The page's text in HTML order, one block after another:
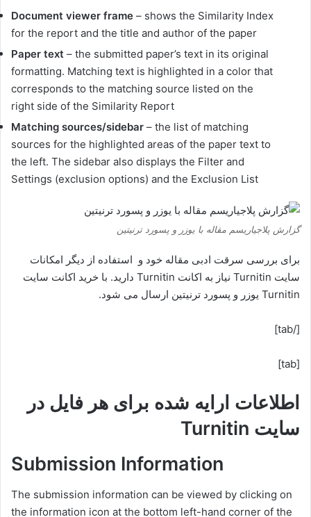
Document viewer frame – shows the Similarity Index
for the report and the title and author of the paper
Paper text – the submitted paper’s text in its original
formatting. Matching text is highlighted in a color that
corresponds to the matching source listed on the
right side of the Similarity Report
Matching sources/sidebar – the list of matching
sources for the highlighted areas of the paper text to
the left. The sidebar also displays the Filter and
Settings (exclusion options) and the Exclusion List
گزارش پلاجیاریسم مقاله با یوزر و پسورد ترنیتین
برای بررسی سرقت ادبی مقاله خود و استفاده از دیگر امکانات
سایت Turnitin نیاز به اکانت Turnitin دارید. با خرید اکانت سایت
Turnitin یوزر و پسورد ترنیتین ارسال می شود.
[/tab]
[tab]
اطلاعات ارایه شده برای هر فایل در
سایت Turnitin
Submission Information
The submission information can be viewed by clicking on
the information icon at the bottom left-hand corner of the